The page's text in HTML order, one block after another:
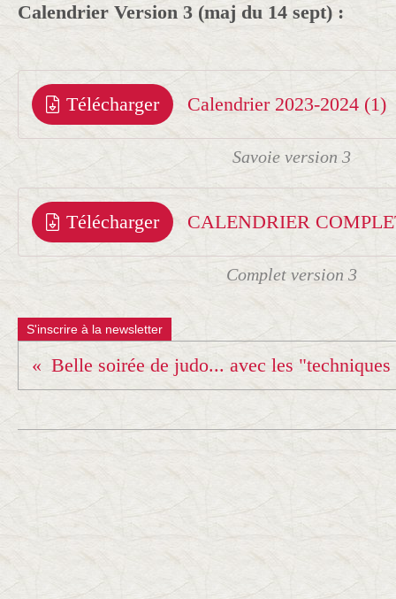
Calendrier Version 3 (maj du 14 sept) :
Télécharger Calendrier 2023-2024 (1)
Savoie version 3
Télécharger CALENDRIER
Complet version 3
S'inscrire à la newsletter